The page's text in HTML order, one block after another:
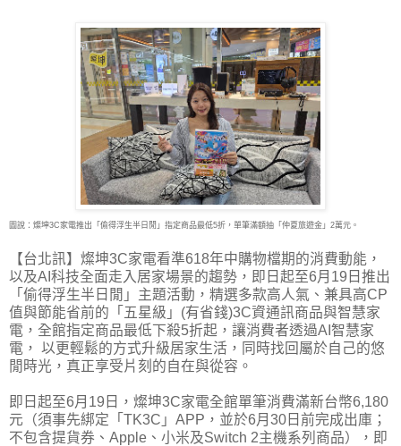
圖說：燦坤3C家電推出「偷得浮生半日閒」指定商品最低5折，單筆滿額抽「仲夏旅遊金」2萬元。
【台北訊】燦坤3C家電看準618年中購物檔期的消費動能，
以及AI科技全面走入居家場景的趨勢，即日起至6月19日推出
「偷得浮生半日閒」主題活動，精選多款高人氣、兼具高CP
值與節能省前的「五星級」(有省錢)3C資通訊商品與智慧家
電，全館指定商品最低下殺5折起，讓消費者透過AI智慧家
電， 以更輕鬆的方式升級居家生活，同時找回屬於自己的悠
閒時光，真正享受片刻的自在與從容。
即日起至6月19日，燦坤3C家電全館單筆消費滿新台幣6,180
元（須事先綁定「TK3C」APP，並於6月30日前完成出庫；
不包含提貨券、Apple、小米及Switch 2主機系列商品），即